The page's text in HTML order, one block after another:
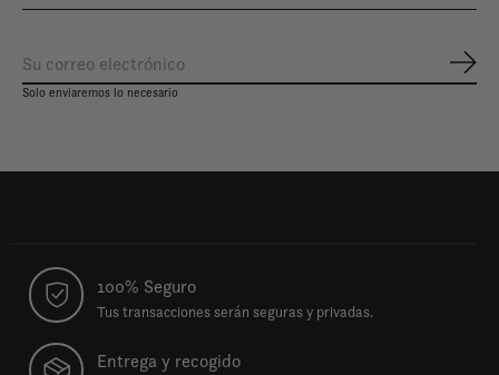
Solo enviaremos lo necesario
100% Seguro
Tus transacciones serán seguras y privadas.
Entrega y recogido